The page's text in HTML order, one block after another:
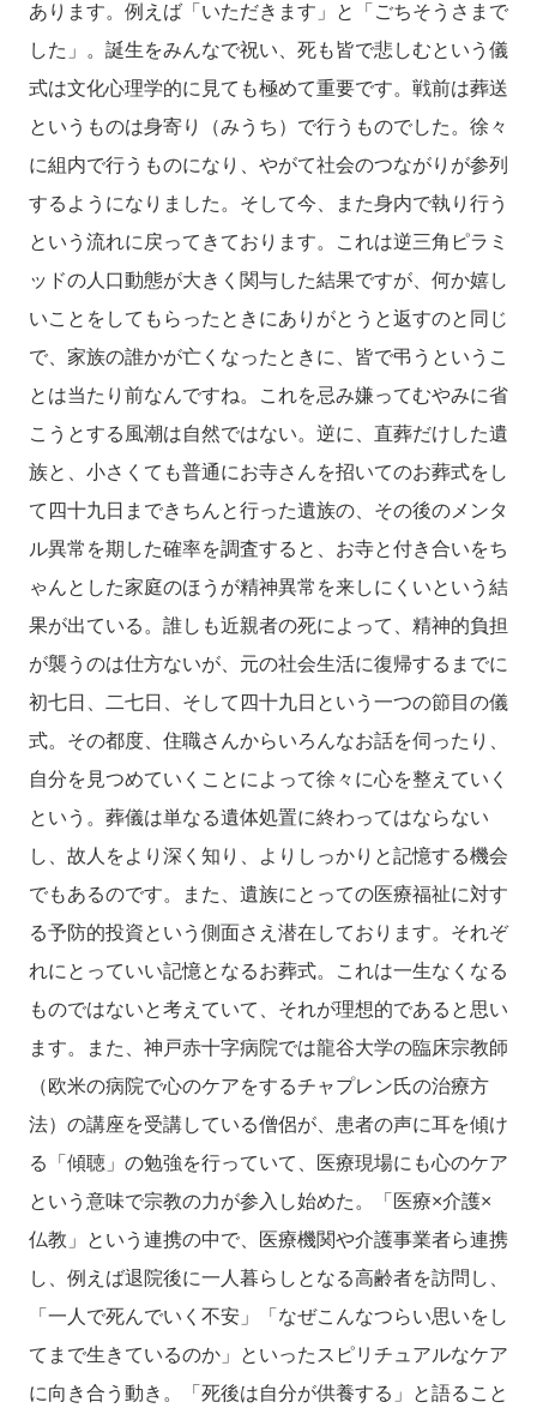
あります。例えば「いただきます」と「ごちそうさまで
した」。誕生をみんなで祝い、死も皆で悲しむという儀
式は文化心理学的に見ても極めて重要です。戦前は葬送
というものは身寄り（みうち）で行うものでした。徐々
に組内で行うものになり、やがて社会のつながりが参列
するようになりました。そして今、また身内で執り行う
という流れに戻ってきております。これは逆三角ピラミ
ッドの人口動態が大きく関与した結果ですが、何か嬉し
いことをしてもらったときにありがとうと返すのと同じ
で、家族の誰かが亡くなったときに、皆で弔うというこ
とは当たり前なんですね。これを忌み嫌ってむやみに省
こうとする風潮は自然ではない。逆に、直葬だけした遺
族と、小さくても普通にお寺さんを招いてのお葬式をし
て四十九日まできちんと行った遺族の、その後のメンタ
ル異常を期した確率を調査すると、お寺と付き合いをち
ゃんとした家庭のほうが精神異常を来しにくいという結
果が出ている。誰しも近親者の死によって、精神的負担
が襲うのは仕方ないが、元の社会生活に復帰するまでに
初七日、二七日、そして四十九日という一つの節目の儀
式。その都度、住職さんからいろんなお話を伺ったり、
自分を見つめていくことによって徐々に心を整えていく
という。葬儀は単なる遺体処置に終わってはならない
し、故人をより深く知り、よりしっかりと記憶する機会
でもあるのです。また、遺族にとっての医療福祉に対す
る予防的投資という側面さえ潜在しております。それぞ
れにとっていい記憶となるお葬式。これは一生なくなる
ものではないと考えていて、それが理想的であると思い
ます。また、神戸赤十字病院では龍谷大学の臨床宗教師
（欧米の病院で心のケアをするチャプレン氏の治療方
法）の講座を受講している僧侶が、患者の声に耳を傾け
る「傾聴」の勉強を行っていて、医療現場にも心のケア
という意味で宗教の力が参入し始めた。「医療×介護×
仏教」という連携の中で、医療機関や介護事業者ら連携
し、例えば退院後に一人暮らしとなる高齢者を訪問し、
「一人で死んでいく不安」「なぜこんなつらい思いをし
てまで生きているのか」といったスピリチュアルなケア
に向き合う動き。「死後は自分が供養する」と語ること